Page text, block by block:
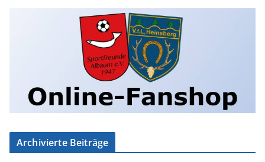
Archivierte Beiträge